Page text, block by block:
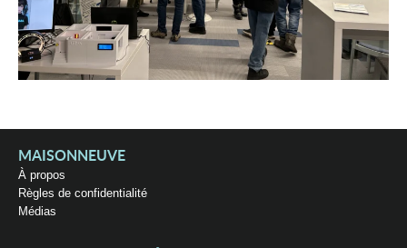
MAISONNEUVE
À propos
Règles de confidentialité
Médias